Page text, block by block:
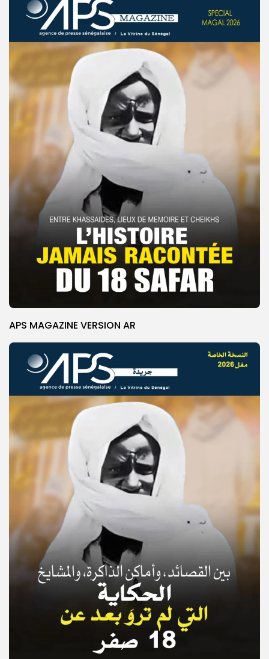
© Copyright 2025, APS
APS MAGAZINE VERSION AR